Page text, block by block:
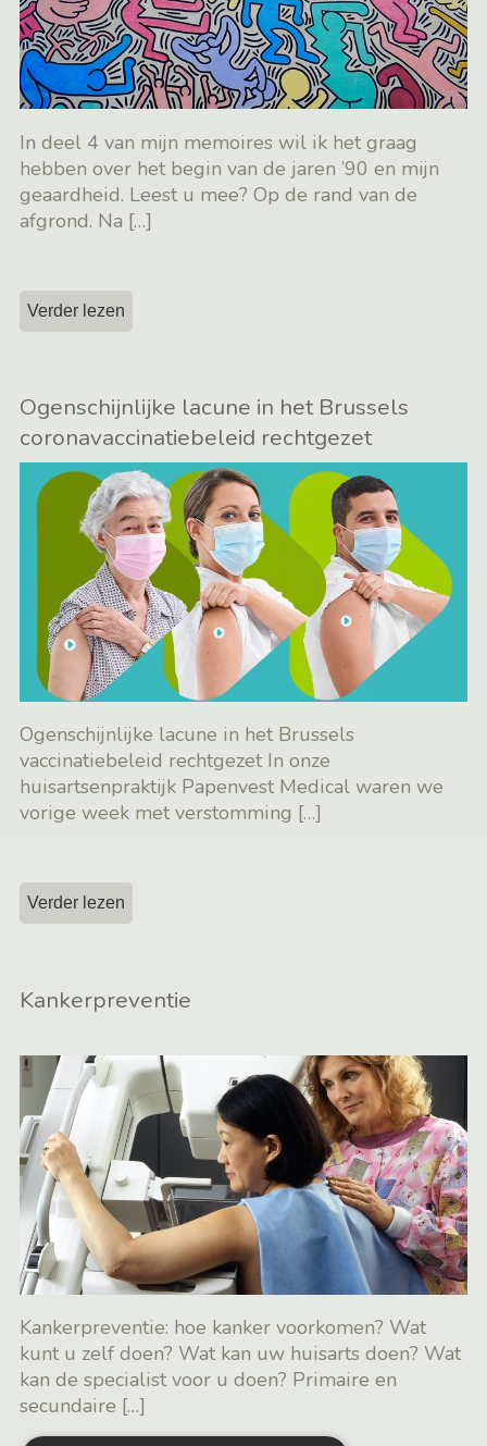
In deel 4 van mijn memoires wil ik het graag
hebben over het begin van de jaren ’90 en mijn
geaardheid. Leest u mee? Op de rand van de
afgrond. Na […]
Verder lezen
Ogenschijnlijke lacune in het Brussels
coronavaccinatiebeleid rechtgezet
Ogenschijnlijke lacune in het Brussels
vaccinatiebeleid rechtgezet In onze
huisartsenpraktijk Papenvest Medical waren we
vorige week met verstomming […]
Verder lezen
Kankerpreventie
Kankerpreventie: hoe kanker voorkomen? Wat
kunt u zelf doen? Wat kan uw huisarts doen? Wat
kan de specialist voor u doen? Primaire en
secundaire […]